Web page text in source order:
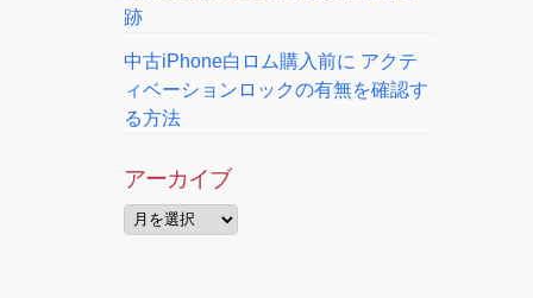
跡
中古iPhone白ロム購入前に アクテ
ィベーションロックの有無を確認す
る方法
アーカイブ